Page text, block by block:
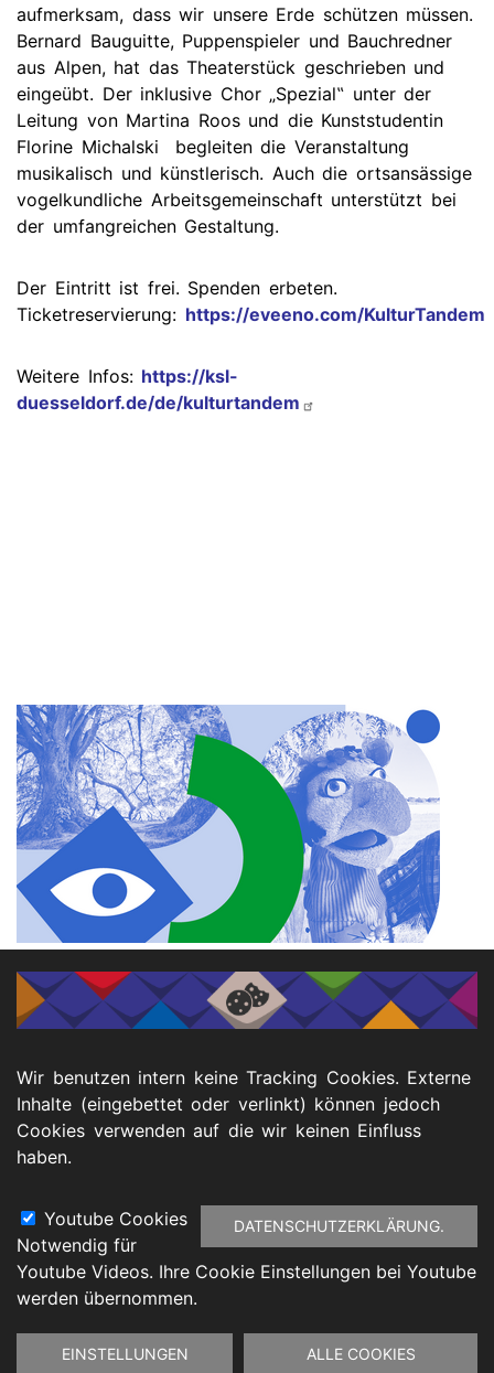
aufmerksam, dass wir unsere Erde schützen müssen.
Bernard Bauguitte, Puppenspieler und Bauchredner
aus Alpen, hat das Theaterstück geschrieben und
eingeübt. Der inklusive Chor „Spezial‟ unter der
Leitung von Martina Roos und die Kunststudentin
Florine Michalski begleiten die Veranstaltung
musikalisch und künstlerisch. Auch die ortsansässige
vogelkundliche Arbeitsgemeinschaft unterstützt bei
der umfangreichen Gestaltung.
Der Eintritt ist frei. Spenden erbeten.
Ticketreservierung: https://eveeno.com/KulturTandem
Weitere Infos: https://ksl-
duesseldorf.de/de/kulturtandem
ℹ️ Infos
Freitag, 15. November 2024, 16.00 Uhr
Veranstaltungsort:
Begegnungsstätte Kastell
Herrenstraße 2
47665 Sonsbeck
Footer Barrierefreiheitserklärung
Wir benutzen intern keine Tracking Cookies. Externe
Inhalte (eingebettet oder verlinkt) können jedoch
Cookies verwenden auf die wir keinen Einfluss
haben.
DATENSCHUTZERKLÄRUNG.
Youtube Cookies
Notwendig für
Youtube Videos. Ihre Cookie Einstellungen bei Youtube
werden übernommen.
EINSTELLUNGEN ALLE COOKIES
Zustimmung
zurückziehen